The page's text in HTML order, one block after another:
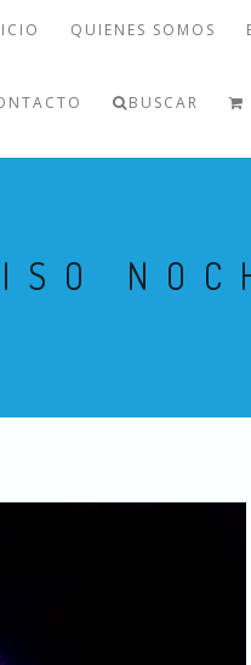
QUIENES SOMOS
BUSCAR